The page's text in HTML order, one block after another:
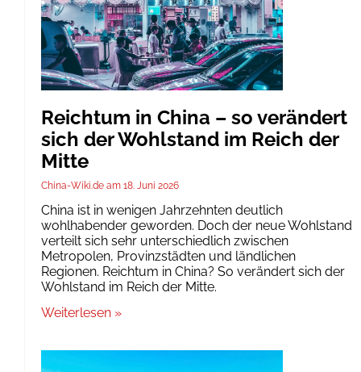
Reichtum in China – so verändert
sich der Wohlstand im Reich der
Mitte
China-Wiki.de 18. Juni 2026
China ist in wenigen Jahrzehnten deutlich
wohlhabender geworden. Doch der neue Wohlstand
verteilt sich sehr unterschiedlich zwischen
Metropolen, Provinzstädten und ländlichen
Regionen. Reichtum in China? So verändert sich der
Wohlstand im Reich der Mitte.
Weiterlesen »